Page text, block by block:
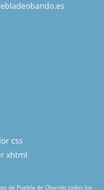
de Puebla de Obando todos los